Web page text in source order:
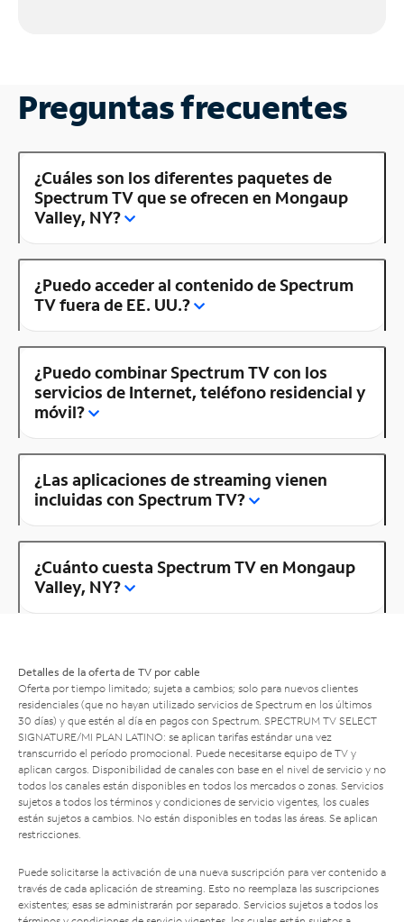
Preguntas frecuentes
¿Cuáles son los diferentes paquetes de
Spectrum TV que se ofrecen en Mongaup
Valley, NY?
¿Puedo acceder al contenido de Spectrum
TV fuera de EE. UU.?
¿Puedo combinar Spectrum TV con los
servicios de Internet, teléfono residencial y
móvil?
¿Las aplicaciones de streaming vienen
incluidas con Spectrum TV?
¿Cuánto cuesta Spectrum TV en Mongaup
Valley, NY?
Detalles de la oferta de TV por cable
Oferta por tiempo limitado; sujeta a cambios; solo para nuevos clientes
residenciales (que no hayan utilizado servicios de Spectrum en los últimos
30 días) y que estén al día en pagos con Spectrum. SPECTRUM TV SELECT
SIGNATURE/MI PLAN LATINO: se aplican tarifas estándar una vez
transcurrido el período promocional. Puede necesitarse equipo de TV y
aplican cargos. Disponibilidad de canales con base en el nivel de servicio y no
todos los canales están disponibles en todos los mercados o zonas. Servicios
sujetos a todos los términos y condiciones de servicio vigentes, los cuales
están sujetos a cambios. No están disponibles en todas las áreas. Se aplican
restricciones.
Puede solicitarse la activación de una nueva suscripción para ver contenido a
través de cada aplicación de streaming. Esto no reemplaza las suscripciones
existentes; esas se administrarán por separado. Servicios sujetos a todos los